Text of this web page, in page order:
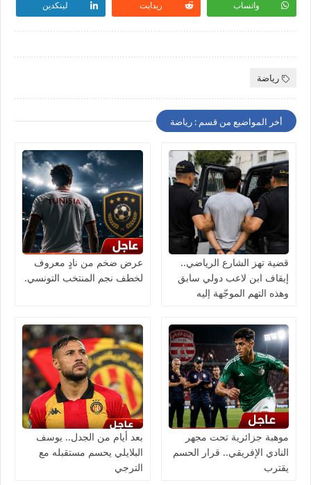
واتساب ريدايت لينكدين
رياضة
أخر المواضيع من قسم : رياضة
قضية تهز الشارع الرياضي..
إيقاف ابن لاعب دولي سابق
وهذه التهم الموجّهة إليه
عرض ضخم من نادٍ معروف
لخطف نجم المنتخب التونسي.
موهبة جزائرية تحت مجهر
النادي الإفريقي.. قرار الحسم
يقترب
بعد أيام من الجدل.. يوسف
البلايلي يحسم مستقبله مع
الترجي